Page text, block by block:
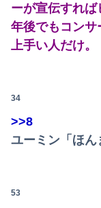
【ニュース】日
ーが宣伝すれ
年後でもコン
上手い人だけ。
34
>>8
ユーミン「ほん
53